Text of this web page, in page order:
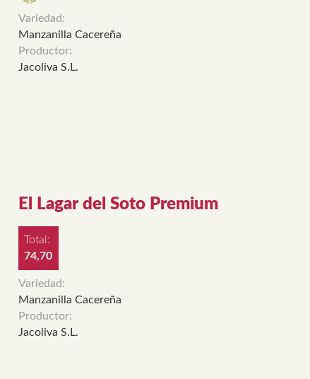
Variedad:
Manzanilla Cacereña
Productor:
Jacoliva S.L.
El Lagar del Soto Premium
Total:
74,70
Variedad:
Manzanilla Cacereña
Productor:
Jacoliva S.L.